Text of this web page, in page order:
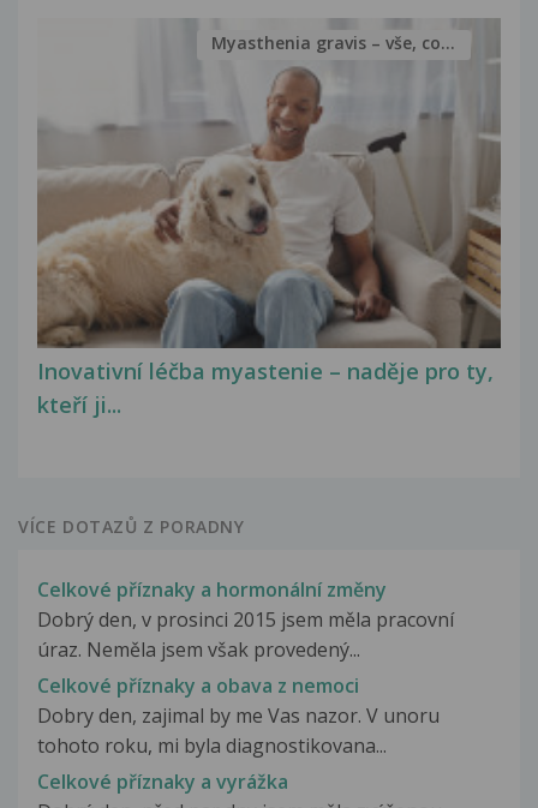
Inovativní léčba myastenie – naděje pro ty,
kteří ji...
Myasthenia gravis – vše, co...
VÍCE DOTAZŮ Z PORADNY
Celkové příznaky a hormonální změny
Dobrý den, v prosinci 2015 jsem měla pracovní
úraz. Neměla jsem však provedený...
Celkové příznaky a obava z nemoci
Dobry den, zajimal by me Vas nazor. V unoru
tohoto roku, mi byla diagnostikovana...
Celkové příznaky a vyrážka